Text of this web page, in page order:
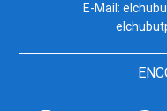
E-Mail: